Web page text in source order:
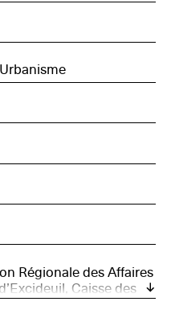
Régionale des Affaires
Caisse des
Excit’œil